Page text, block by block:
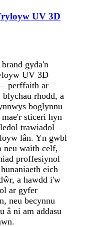
UV 3D
gyda'n
UV 3D
perffaith ar
blychau rhodd, a
boglynnu
sticeri hyn
trawiadol
lân. Yn gwbl
neu waith celf,
proffesiynol
eich
a hawdd i'w
ar gyfer
neu becynnu
â ni am addasu